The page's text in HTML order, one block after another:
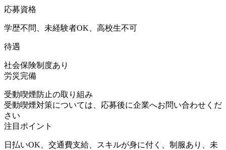
応募資格
学歴不問、未経験者OK、高校生不可
待遇
社会保険制度あり
労災完備
受動喫煙防止の取り組み
受動喫煙対策については、応募後に企業へお問い合わせくだ
さい
注目ポイント
日払いOK、交通費支給、スキルが身に付く、制服あり、未